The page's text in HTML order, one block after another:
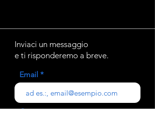
Inviaci un messaggio
e ti risponderemo a breve.
Email
Oggetto